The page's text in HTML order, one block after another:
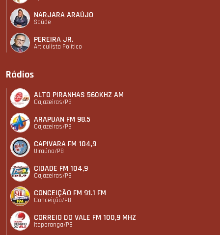
NARJARA ARAÚJO
Saúde
PEREIRA JR.
Articulista Polí­tico
Rádios
ALTO PIRANHAS 560KHZ AM
Cajazeiras/PB
ARAPUAN FM 98.5
Cajazeiras/PB
CAPIVARA FM 104,9
Uiraúna/PB
CIDADE FM 104,9
Cajazeiras/PB
CONCEIÇÃO FM 91.1 FM
Conceição/PB
CORREIO DO VALE FM 100,9 MHZ
Itaporanga/PB